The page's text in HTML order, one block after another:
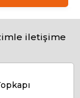
iletişime